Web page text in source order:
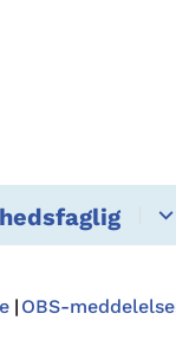
OBS-